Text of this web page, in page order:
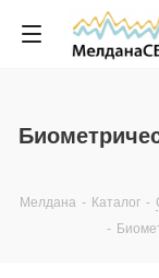
Мелдана - Каталог -
-